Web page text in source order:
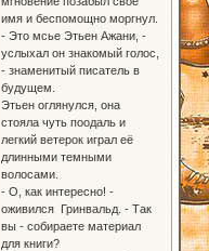
имя и беспомощно моргнул.
- Это мсье Этьен Ажани, -
услыхал он знакомый голос,
- знаменитый писатель в
будущем.
Этьен оглянулся, она
стояла чуть поодаль и
легкий ветерок играл её
длинными темными
волосами.
- О, как интересно! -
оживился Гринвальд. - Так
вы - собираете материал
для книги?